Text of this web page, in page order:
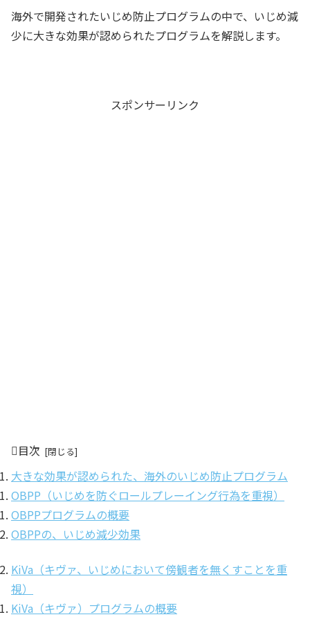
海外で開発されたいじめ防止プログラムの中で、いじめ減
少に大きな効果が認められたプログラムを解説します。
スポンサーリンク
目次
大きな効果が認められた、海外のいじめ防止プログラム
OBPP（いじめを防ぐロールプレーイング行為を重視）
OBPPプログラムの概要
OBPPの、いじめ減少効果
KiVa（キヴァ、いじめにおいて傍観者を無くすことを重
視）
KiVa（キヴァ）プログラムの概要